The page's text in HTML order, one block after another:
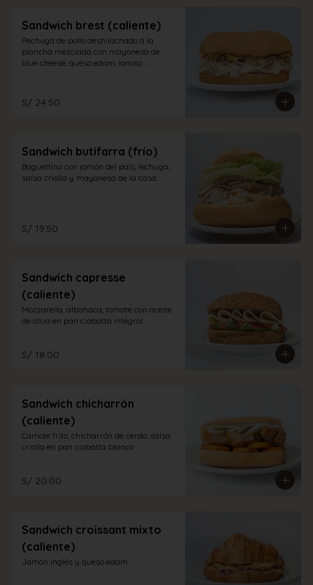
Sandwich brest (caliente)
Pechuga de pollo deshilachado a la
plancha mezclada con mayonesa de
blue cheese, queso edam, lomito
S/ 24.50
Sandwich butifarra (frío)
Baguettino con jamón del país, lechuga,
salsa criolla y mayonesa de la casa.
S/ 19.50
Sandwich capresse
(caliente)
Mozzarella, albahaca, tomate con aceite
de oliva en pan ciabatta integral.
S/ 18.00
Sandwich chicharrón
(caliente)
Camote frito, chicharrón de cerdo, salsa
criolla en pan ciabatta blanco
S/ 20.00
Sandwich croissant mixto
(caliente)
Jamón inglés y queso edam.